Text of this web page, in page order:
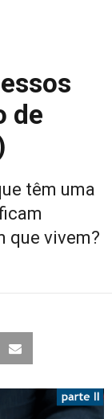
de
têm uma
que vivem?